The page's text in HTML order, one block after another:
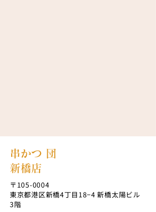
串かつ 団
新橋店
〒105-0004
東京都港区新橋4丁目18−4 新橋太陽ビル
3階